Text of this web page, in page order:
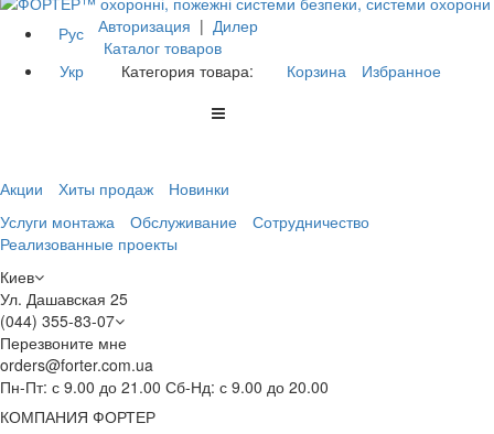
Рус
Укр
Авторизация | Дилер
Каталог товаров
Категория товара:
Корзина Избранное
Акции Хиты продаж
Новинки
Услуги монтажа
Обслуживание
Сотрудничество
Реализованные проекты
Киев
Ул. Дашавская 25
(044) 355-83-07
Перезвоните мне
orders@forter.com.ua
Пн-Пт: с 9.00 до 21.00 Сб-Нд: с 9.00 до 20.00
КОМПАНИЯ ФОРТЕР